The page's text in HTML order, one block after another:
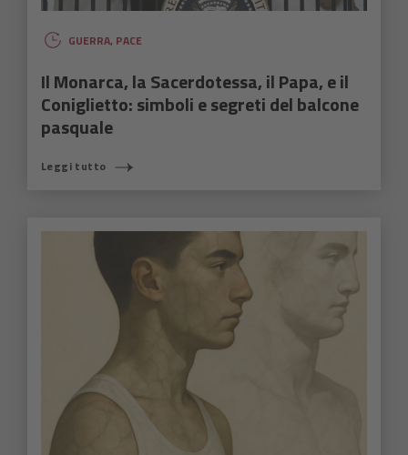
GUERRA, PACE
Il Monarca, la Sacerdotessa, il Papa, e il
Coniglietto: simboli e segreti del balcone
pasquale
Leggi tutto